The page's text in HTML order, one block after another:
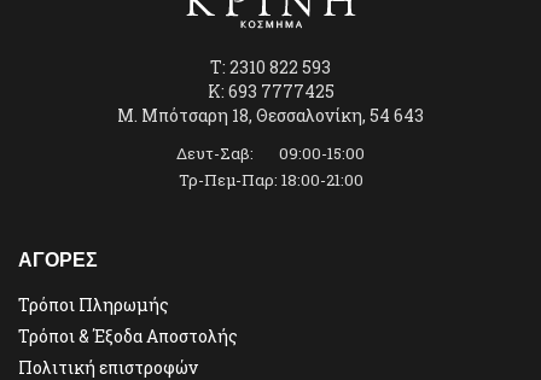
T: 2310 822 593
K: 693 7777425
Μ. Μπότσαρη 18, Θεσσαλονίκη, 54 643
Δευτ-Σαβ: 09:00-15:00
Τρ-Πεμ-Παρ: 18:00-21:00
ΑΓΟΡΕΣ
Τρόποι Πληρωμής
Τρόποι & Έξοδα Αποστολής
Πολιτική επιστροφών